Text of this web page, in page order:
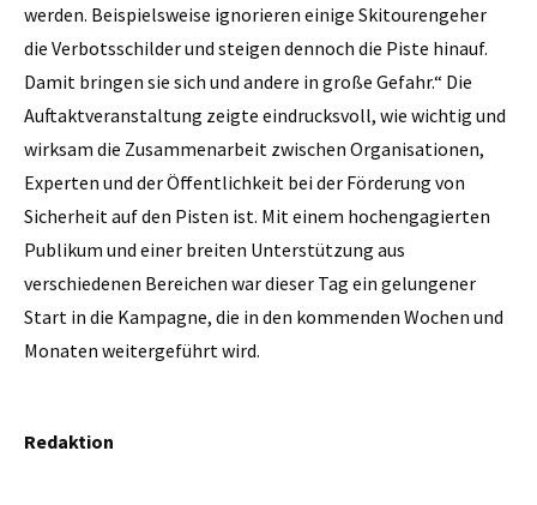
werden. Beispielsweise ignorieren einige Skitourengeher
die Verbotsschilder und steigen dennoch die Piste hinauf.
Damit bringen sie sich und andere in große Gefahr.“ Die
Auftaktveranstaltung zeigte eindrucksvoll, wie wichtig und
wirksam die Zusammenarbeit zwischen Organisationen,
Experten und der Öffentlichkeit bei der Förderung von
Sicherheit auf den Pisten ist. Mit einem hochengagierten
Publikum und einer breiten Unterstützung aus
verschiedenen Bereichen war dieser Tag ein gelungener
Start in die Kampagne, die in den kommenden Wochen und
Monaten weitergeführt wird.
Redaktion